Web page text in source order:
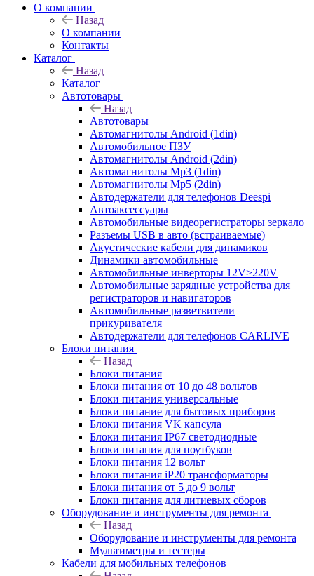
О компании
Назад
О компании
Контакты
Каталог
Назад
Каталог
Автотовары
Назад
Автотовары
Автомагнитолы Android (1din)
Автомобильное ПЗУ
Автомагнитолы Android (2din)
Автомагнитолы Mp3 (1din)
Автомагнитолы Mp5 (2din)
Автодержатели для телефонов Deespi
Автоаксессуары
Автомобильные видеорегистраторы зеркало
Разъемы USB в авто (встраиваемые)
Акустические кабели для динамиков
Динамики автомобильные
Автомобильные инверторы 12V>220V
Автомобильные зарядные устройства для
регистраторов и навигаторов
Автомобильные разветвители
прикуривателя
Автодержатели для телефонов CARLIVE
Блоки питания
Назад
Блоки питания
Блоки питания от 10 до 48 вольтов
Блоки питания универсальные
Блоки питание для бытовых приборов
Блоки питания VK капсула
Блоки питания IP67 светодиодные
Блоки питания для ноутбуков
Блоки питания 12 вольт
Блоки питания iP20 трансформаторы
Блоки питания от 5 до 9 вольт
Блоки питания для литиевых сборов
Оборудование и инструменты для ремонта
Назад
Оборудование и инструменты для ремонта
Мультиметры и тестеры
Кабели для мобильных телефонов